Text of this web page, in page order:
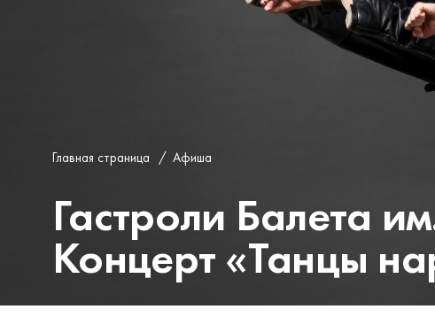
Главная страница / Афиша
Гастроли Балета
Концерт «Танцы